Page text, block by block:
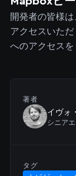
開発者の皆様は
アクセスいただ
へのアクセスを
著者
イヴォ
シニア
タグ